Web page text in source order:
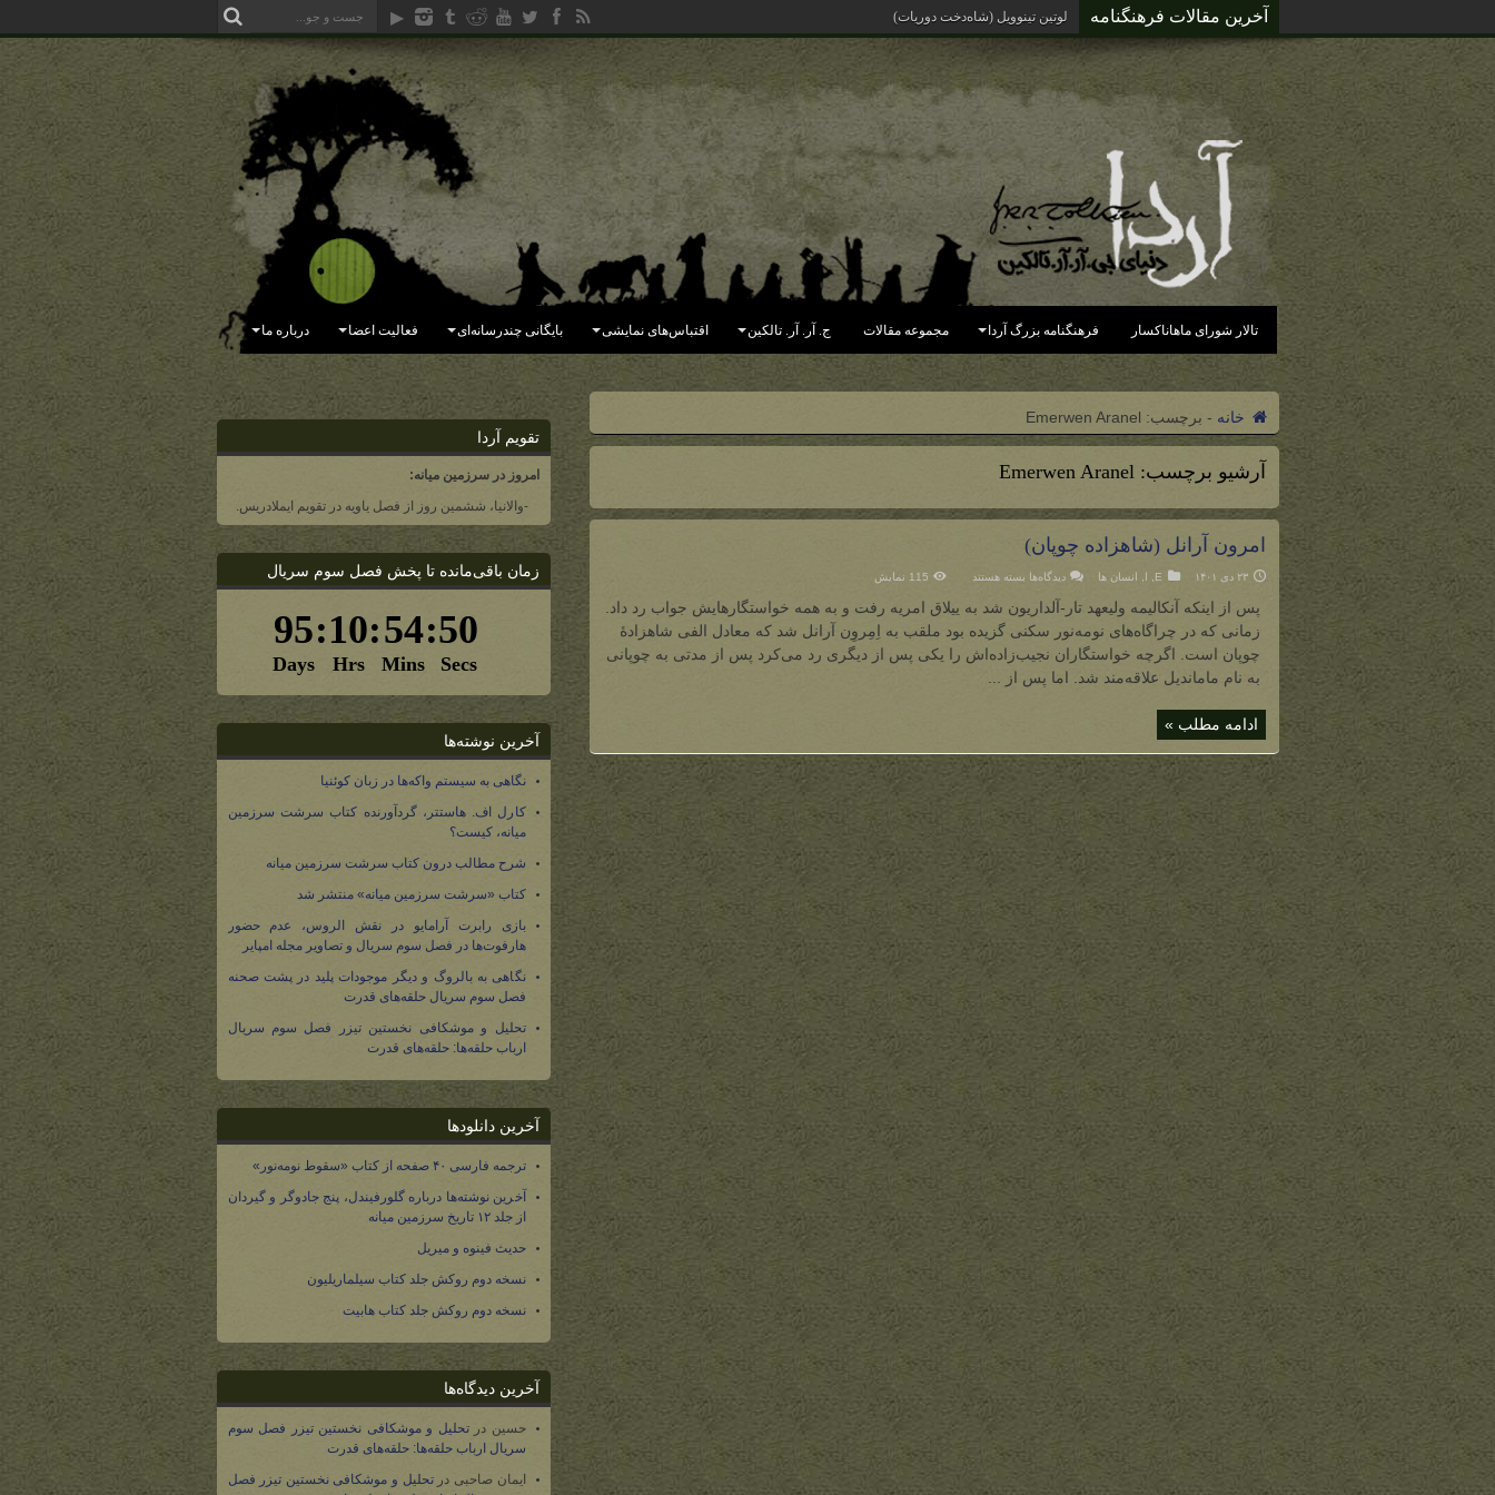
آخرین مقالات فرهنگنامه لوتین تینوویل (شاه‌دخت دوریات)
تالار شورای ماهاناکسار فرهنگنامه بزرگ آردا مجموعه مقالات ج. آر. آر. تالکین اقتباس‌های نمایشی بایگانی چندرسانه‌ای فعالیت اعضا درباره ما
خانه - برچسب: Emerwen Aranel
آرشیو برچسب:Emerwen Aranel
امرون آرانل (شاهزاده چوپان)
۲۳ دی ۱۴۰۱ E ا انسان ها دیدگاه‌ها برای
(شاهزاده
چوپان)
بسته هستند 115 نمایش
پس از اینکه آنکالیمه ولیعهد تار-آلداریون شد به ییلاق امریه رفت و به همه خواستگارهایش جواب رد داد.
زمانی که در چراگاه‌های نومه‌نور سکنی گزیده بود ملقب به اِمِروِن آرانل شد که معادل الفی شاهزادۀ
چوپان است. اگرچه خواستگاران نجیب‌زاده‌اش را یکی پس از دیگری رد می‌کرد پس از مدتی به چوپانی
به نام ماماندیل علاقه‌مند شد. اما پس از ...
ادامه مطلب »
تقویم آردا
امروز در سرزمین میانه:
-والانیا، ششمین روز از فصل یاویه در تقویم ایملادریس.
زمان باقی‌مانده تا پخش فصل سوم سریال
آخرین نوشته‌ها
نگاهی به سیستم واکه‌ها در زبان کوئنیا
کارل اف. هاستتر، گردآورنده کتاب سرشت سرزمین
میانه، کیست؟
شرح مطالب درون کتاب سرشت سرزمین میانه
کتاب «سرشت سرزمین میانه» منتشر شد
بازی رابرت آرامایو در نقش الروس، عدم حضور
هارفوت‌ها در فصل سوم سریال و تصاویر مجله امپایر
نگاهی به بالروگ و دیگر موجودات پلید در پشت صحنه
فصل سوم سریال حلقه‌های قدرت
تحلیل و موشکافی نخستین تیزر فصل سوم سریال
ارباب حلقه‌ها: حلقه‌های قدرت
آخرین دانلودها
ترجمه فارسی ۴۰ صفحه از کتاب «سقوط نومه‌نور»
آخرین نوشته‌ها درباره گلورفیندل، پنج جادوگر و گیردان
از جلد ۱۲ تاریخ سرزمین میانه
حدیث فینوه و میریل
نسخه دوم روکش جلد کتاب سیلماریلیون
نسخه دوم روکش جلد کتاب هابیت
آخرین دیدگاه‌ها
حسین درتحلیل و موشکافی نخستین تیزر فصل سوم
سریال ارباب حلقه‌ها: حلقه‌های قدرت
ایمان صاحبی درتحلیل و موشکافی نخستین تیزر فصل